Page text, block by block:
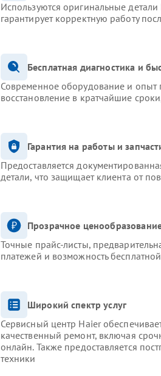
Используются оригинальные
гарантирует корректную работу
Бесплатная диагностика и
Современное оборудование и опыт
восстановление в кратчайшие
Гарантия на работы и
Предоставляется
детали, что защищает клиента от
Прозрачное
Точные прайс-листы,
платежей и возможность
Широкий спектр услуг
Сервисный центр Haier
качественный ремонт, включая
онлайн. Также предоставляется
техники